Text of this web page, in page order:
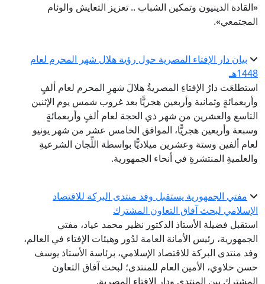
«القادة الدينيون وتمكين الشباب .. تعزيز التعايش والوئام
المجتمعي».
بيان دار الإفتاء المصرية حول رؤية هلال شهر المحرم لعام
1448هـ
استطلعَت دارُ الإفتاءِ المصريةُ هلالَ شهرِ المحرم لعام ألفٍ
وأربعمائةٍ وثمانية وأربعين هجريًّا بعد غروب شمس يوم الإثنين
التاسع والعشرين من شهر ذي الحجة لعام ألفٍ وأربعمائةٍ
وسبعة وأربعين هجريًّا، الموافق الخامس عشر من شهر يونيو
لعام ألفين وستة وعشرين ميلاديًّا بواسطة اللِّجان الشرعيةِ
والعلميةِ المنتشرةِ في أنحاء الجمهورية.
مفتي الجمهورية يستقبل وفد منتدى البركة للاقتصاد
الإسلامي لبحث آفاق التعاون المشترك
استقبل فضيلة الأستاذ الدكتور نظير محمد عياد، مفتي
الجمهورية، رئيس الأمانة العامة لدُور وهيئات الإفتاء في العالم،
وفد منتدى البركة للاقتصاد الإسلامي، برئاسة الأستاذ يوسف
حسن خلاوي، الأمين العام للمنتدى؛ لبحث آفاق التعاون
المشترك بين المنتدى ودار الإفتاء المصرية.